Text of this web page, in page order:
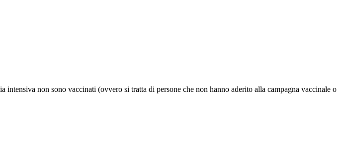
non sono vaccinati (ovvero si tratta di persone che non hanno aderito alla campagna vaccinale o